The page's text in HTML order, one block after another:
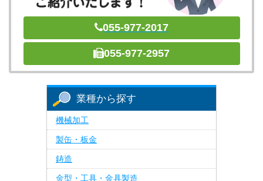
055-977-2017
055-977-2957
業種から探す
機械加工
製缶・板金
鋳造
金型・工具・金具製造